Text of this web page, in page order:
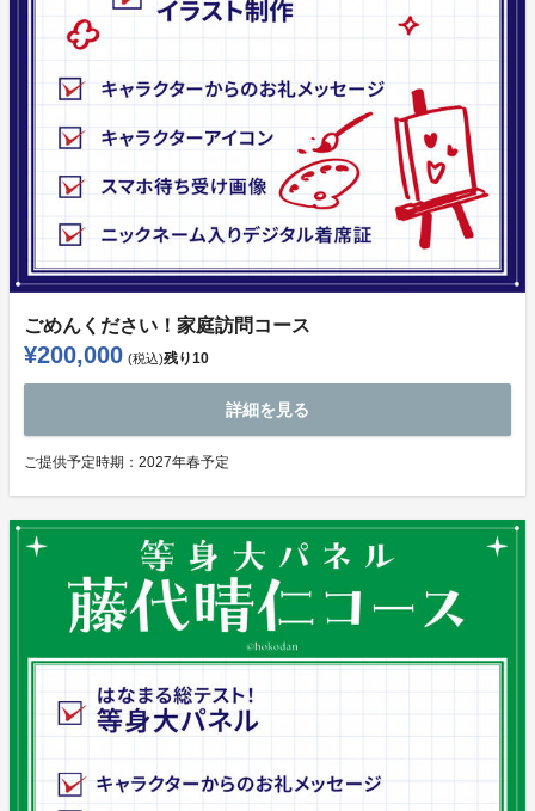
ごめんください！家庭訪問コース
¥200,000 (税込)残り10
詳細を見る
ご提供予定時期： 2027年春予定